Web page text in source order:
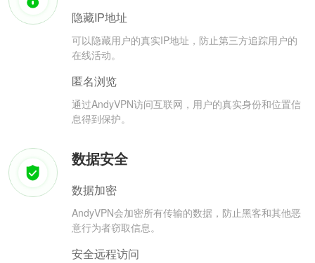
隐藏IP地址
可以隐藏用户的真实IP地址，防止第三方追踪用户的
在线活动。
匿名浏览
通过AndyVPN访问互联网，用户的真实身份和位置信
息得到保护。
数据安全
数据加密
AndyVPN会加密所有传输的数据，防止黑客和其他恶
意行为者窃取信息。
安全远程访问